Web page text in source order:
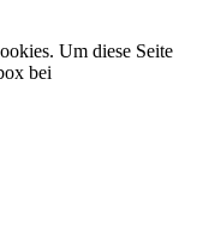
Um diese Seite
bei